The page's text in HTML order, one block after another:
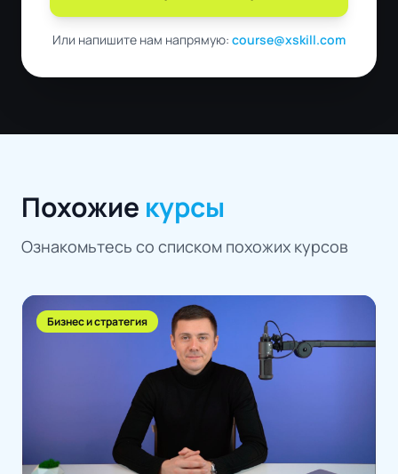
Или напишите нам напрямую: course@xskill.com
Похожие курсы
Ознакомьтесь со списком похожих курсов
Бизнес и стратегия